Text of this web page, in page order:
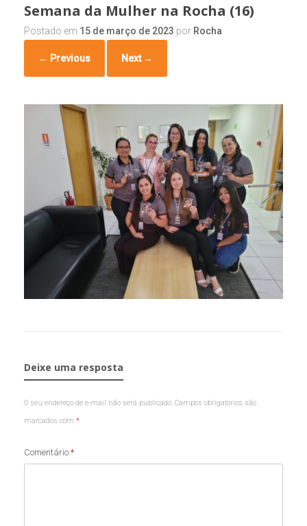
Semana da Mulher na Rocha (16)
Postado em 15 de março de 2023 por Rocha
← Previous Next →
Deixe uma resposta
O seu endereço de e-mail não será publicado. Campos obrigatórios são
marcados com *
Comentário *